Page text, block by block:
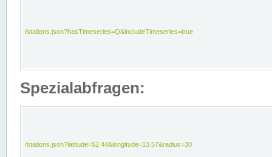
/stations.json?hasTimeseries=Q&includeTimeseries=true
Spezialabfragen:
/stations.json?latitude=52.44&longitude=13.57&radius=30